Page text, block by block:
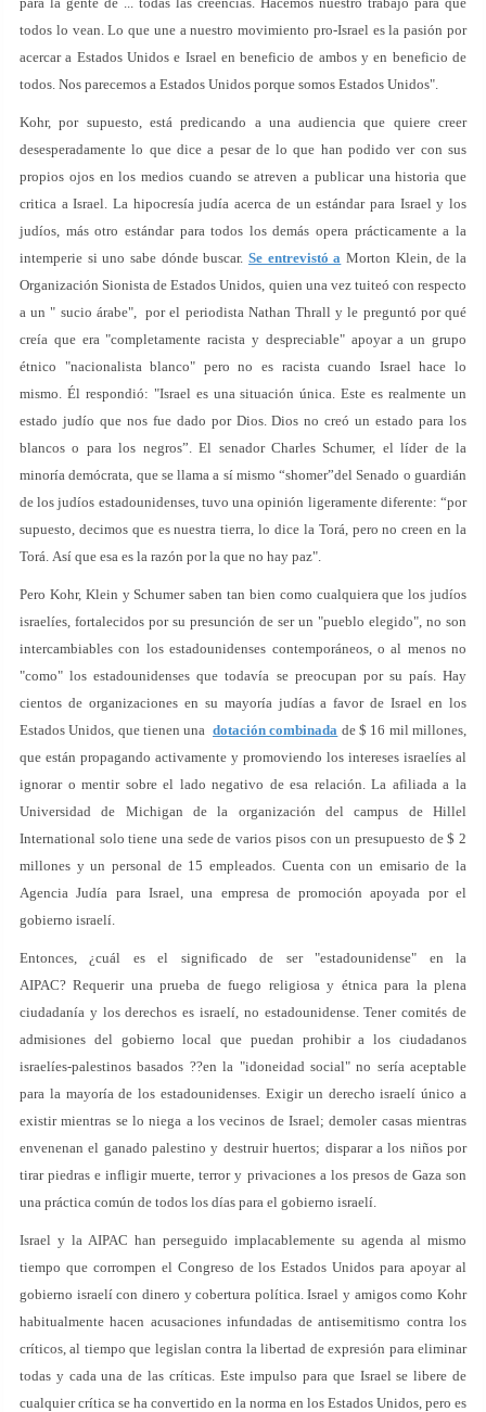
todos lo vean. Lo que une a nuestro movimiento pro-Israel es la pasión por
acercar a Estados Unidos e Israel en beneficio de ambos y en beneficio de
todos. Nos parecemos a Estados Unidos porque somos Estados Unidos".
Kohr, por supuesto, está predicando a una audiencia que quiere creer
desesperadamente lo que dice a pesar de lo que han podido ver con sus
propios ojos en los medios cuando se atreven a publicar una historia que
critica a Israel. La hipocresía judía acerca de un estándar para Israel y los
judíos, más otro estándar para todos los demás opera prácticamente a la
intemperie si uno sabe dónde buscar. Se entrevistó a Morton Klein, de la
Organización Sionista de Estados Unidos, quien una vez tuiteó con respecto
a un " sucio árabe", por el periodista Nathan Thrall y le preguntó por qué
creía que era "completamente racista y despreciable" apoyar a un grupo
étnico "nacionalista blanco" pero no es racista cuando Israel hace lo
mismo. Él respondió: "Israel es una situación única. Este es realmente un
estado judío que nos fue dado por Dios. Dios no creó un estado para los
blancos o para los negros”. El senador Charles Schumer, el líder de la
minoría demócrata, que se llama a sí mismo “shomer”del Senado o guardián
de los judíos estadounidenses, tuvo una opinión ligeramente diferente: “por
supuesto, decimos que es nuestra tierra, lo dice la Torá, pero no creen en la
Torá. Así que esa es la razón por la que no hay paz".
Pero Kohr, Klein y Schumer saben tan bien como cualquiera que los judíos
israelíes, fortalecidos por su presunción de ser un "pueblo elegido", no son
intercambiables con los estadounidenses contemporáneos, o al menos no
"como" los estadounidenses que todavía se preocupan por su país. Hay
cientos de organizaciones en su mayoría judías a favor de Israel en los
Estados Unidos, que tienen una dotación combinada de $ 16 mil millones,
que están propagando activamente y promoviendo los intereses israelíes al
ignorar o mentir sobre el lado negativo de esa relación. La afiliada a la
Universidad de Michigan de la organización del campus de Hillel
International solo tiene una sede de varios pisos con un presupuesto de $ 2
millones y un personal de 15 empleados. Cuenta con un emisario de la
Agencia Judía para Israel, una empresa de promoción apoyada por el
gobierno israelí.
Entonces, ¿cuál es el significado de ser "estadounidense" en la
AIPAC? Requerir una prueba de fuego religiosa y étnica para la plena
ciudadanía y los derechos es israelí, no estadounidense. Tener comités de
admisiones del gobierno local que puedan prohibir a los ciudadanos
israelíes-palestinos basados ??en la "idoneidad social" no sería aceptable
para la mayoría de los estadounidenses. Exigir un derecho israelí único a
existir mientras se lo niega a los vecinos de Israel; demoler casas mientras
envenenan el ganado palestino y destruir huertos; disparar a los niños por
tirar piedras e infligir muerte, terror y privaciones a los presos de Gaza son
una práctica común de todos los días para el gobierno israelí.
Israel y la AIPAC han perseguido implacablemente su agenda al mismo
tiempo que corrompen el Congreso de los Estados Unidos para apoyar al
gobierno israelí con dinero y cobertura política. Israel y amigos como Kohr
habitualmente hacen acusaciones infundadas de antisemitismo contra los
críticos, al tiempo que legislan contra la libertad de expresión para eliminar
todas y cada una de las críticas. Este impulso para que Israel se libere de
cualquier crítica se ha convertido en la norma en los Estados Unidos, pero es